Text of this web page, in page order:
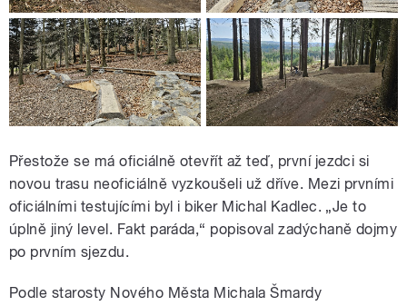
Přestože se má oficiálně otevřít až teď, první jezdci si
novou trasu neoficiálně vyzkoušeli už dříve. Mezi prvními
oficiálními testujícími byl i biker Michal Kadlec. „Je to
úplně jiný level. Fakt paráda,“ popisoval zadýchaně dojmy
po prvním sjezdu.
Podle starosty Nového Města Michala Šmardy